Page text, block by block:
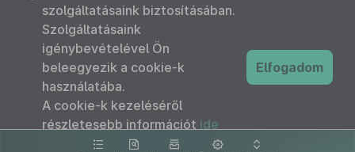
szolgáltatásaink biztosításában.
Szolgáltatásaink
igénybevételével Ön
beleegyezik a cookie-k
használatába.
A cookie-k kezeléséről
részletesebb információt ide
kattintva olvashat.
Elfogadom